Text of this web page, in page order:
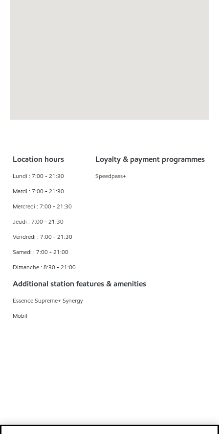
Location hours
Lundi : 7:00 - 21:30
Mardi : 7:00 - 21:30
Mercredi : 7:00 - 21:30
Jeudi : 7:00 - 21:30
Vendredi : 7:00 - 21:30
Samedi : 7:00 - 21:00
Dimanche : 8:30 - 21:00
Loyalty & payment programmes
Speedpass+
Additional station features & amenities
Essence Supreme+ Synergy
Mobil